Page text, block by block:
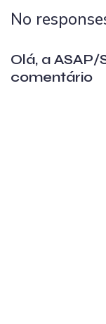
No
Olá, a
comentário